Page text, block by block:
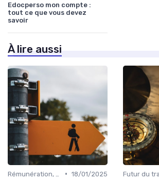
Edocperso mon compte :
tout ce que vous devez
savoir
À lire aussi
• 18/01/2025